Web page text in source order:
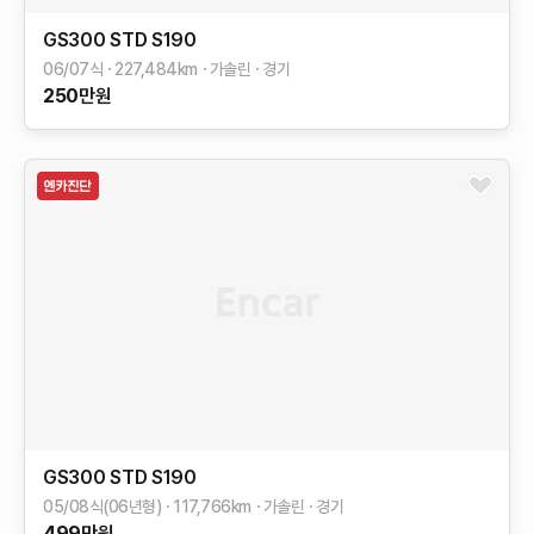
GS300 STD S190
06/07식 227,484km 가솔린 경기
250만원
GS300 STD S190
05/08식(06년형) 117,766km 가솔린 경기